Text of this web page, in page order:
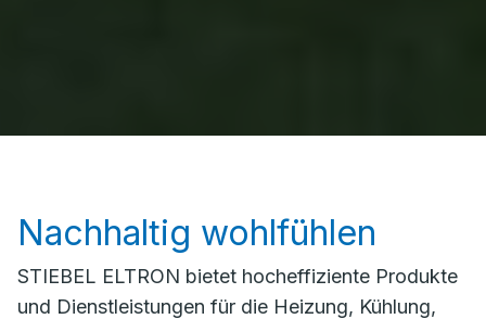
Nachhaltig wohlfühlen
STIEBEL ELTRON bietet hocheffiziente Produkte
und Dienstleistungen für die Heizung, Kühlung,